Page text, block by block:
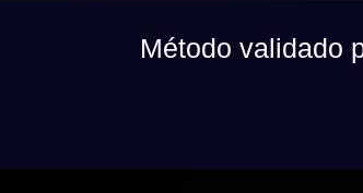
Método validado